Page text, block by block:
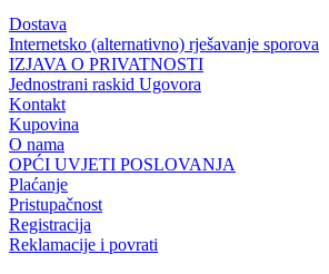
Dostava
Internetsko (alternativno) rješavanje sporova
IZJAVA O PRIVATNOSTI
Jednostrani raskid Ugovora
Kontakt
Kupovina
O nama
OPĆI UVJETI POSLOVANJA
Plaćanje
Pristupačnost
Registracija
Reklamacije i povrati